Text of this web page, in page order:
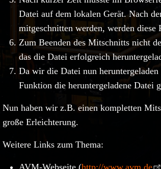
Datei auf dem lokalen Gerät. Nach
mitgeschnitten werden, werden diese
Zum Beenden des Mitschnitts nicht
das die Datei erfolgreich
Da wir die Datei nun
Funktion die heruntergeladene Datei
Nun haben wir z.B. einen kompletten
große Erleichterung.
Weitere Links zum Thema:
AVM-Webseite (http://www.avm.de